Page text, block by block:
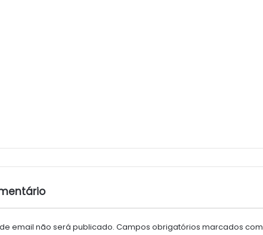
email não será publicado. Campos obrigatórios marcados com